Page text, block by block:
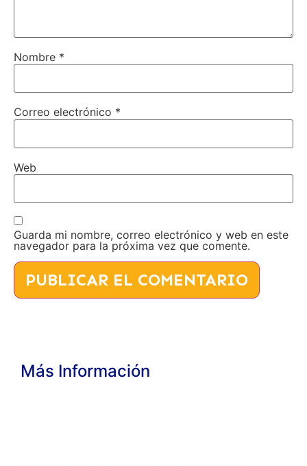
Nombre *
Correo electrónico *
Web
Guarda mi nombre, correo electrónico y web en este
navegador para la próxima vez que comente.
Más Información